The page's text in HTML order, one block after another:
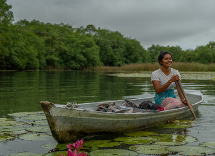
HERENCIA DE DESARROLLO
2023